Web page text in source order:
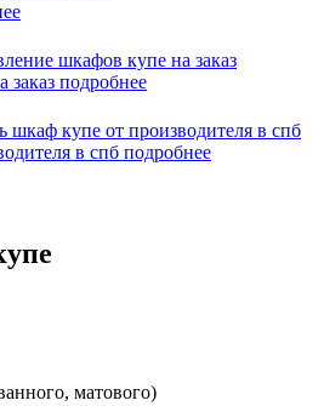
заказ подробнее
в спб подробнее
матового)